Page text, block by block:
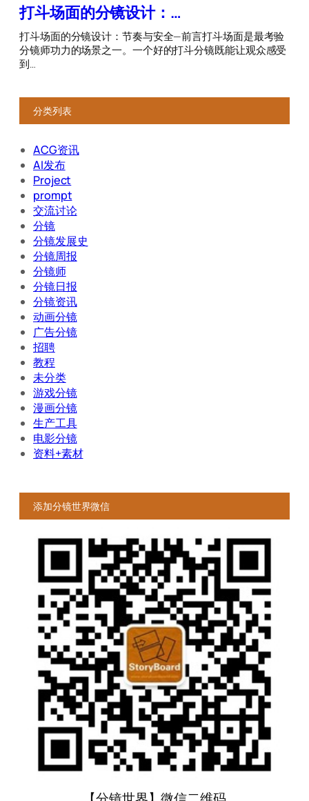
分类列表
ACG资讯
AI发布
Project
prompt
交流讨论
分镜
分镜发展史
分镜周报
分镜师
分镜日报
分镜资讯
动画分镜
广告分镜
招聘
教程
未分类
游戏分镜
漫画分镜
生产工具
电影分镜
资料+素材
添加分镜世界微信